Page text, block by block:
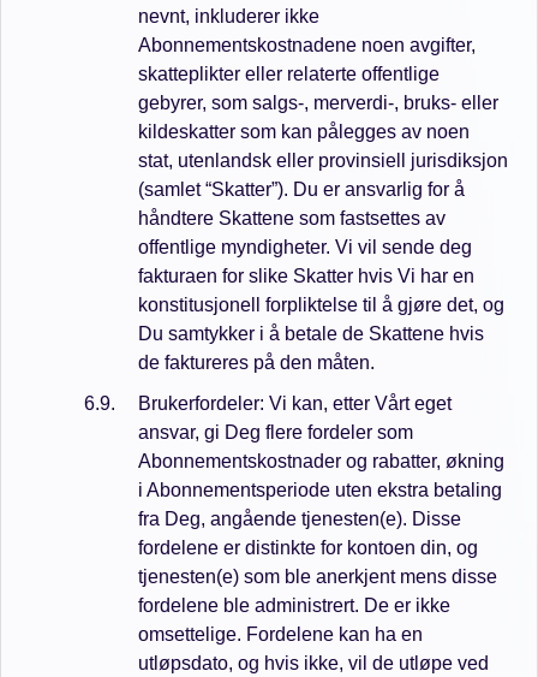
nevnt, inkluderer ikke
Abonnementskostnadene noen avgifter,
skatteplikter eller relaterte offentlige
gebyrer, som salgs-, merverdi-, bruks- eller
kildeskatter som kan pålegges av noen
stat, utenlandsk eller provinsiell jurisdiksjon
(samlet “Skatter”). Du er ansvarlig for å
håndtere Skattene som fastsettes av
offentlige myndigheter. Vi vil sende deg
fakturaen for slike Skatter hvis Vi har en
konstitusjonell forpliktelse til å gjøre det, og
Du samtykker i å betale de Skattene hvis
de faktureres på den måten.
Brukerfordeler: Vi kan, etter Vårt eget
ansvar, gi Deg flere fordeler som
Abonnementskostnader og rabatter, økning
i Abonnementsperiode uten ekstra betaling
fra Deg, angående tjenesten(e). Disse
fordelene er distinkte for kontoen din, og
tjenesten(e) som ble anerkjent mens disse
fordelene ble administrert. De er ikke
omsettelige. Fordelene kan ha en
utløpsdato, og hvis ikke, vil de utløpe ved